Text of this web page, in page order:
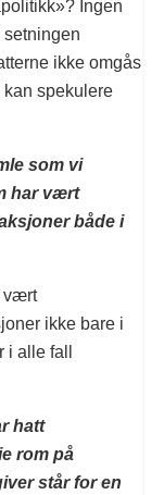
Ingen
setningen
ikke omgås
kan spekulere
som vi
har vært
både i
vært
ikke bare i
alle fall
hatt
rom på
står for en